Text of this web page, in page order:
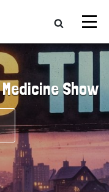
Show